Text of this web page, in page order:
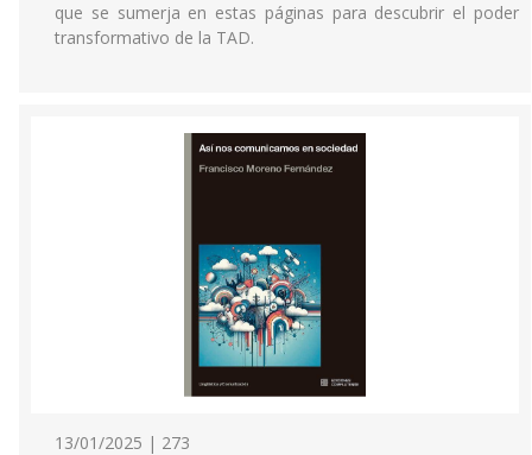
que se sumerja en estas páginas para descubrir el poder
transformativo de la TAD.
13/01/2025 | 273